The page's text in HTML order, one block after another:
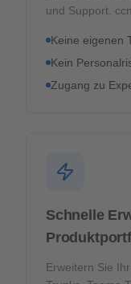
und Support.
Keine eigenen
Kein
Zugang zu
Schnelle
Erweitern Sie